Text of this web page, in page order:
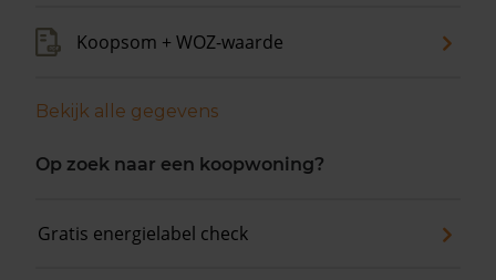
Koopsom + WOZ-waarde
Bekijk alle gegevens
Op zoek naar een koopwoning?
Gratis energielabel check